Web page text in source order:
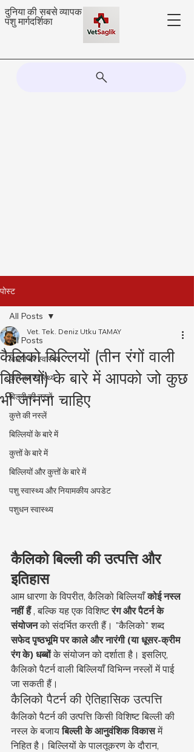
दुनिया की सबसे व्यापक
पशु मार्गदर्शिका
पोस्ट
All Posts
बिल्ली का स्वास्थ्य
कुत्ते का स्वास्थ्य
बिल्ली की नस्लें
कुत्ते की नस्लें
बिल्लियों के बारे में
कुत्तों के बारे में
बिल्लियों और कुत्तों के बारे में
पशु स्वास्थ्य और नियामकीय अपडेट
पशुधन स्वास्थ्य
All Posts
कैलिको बिल्लियों (तीन रंगों वाली
बिल्लियों) के बारे में आपको जो कुछ
भी जानना चाहिए
Vet. Tek. Deniz Utku TAMAY
कैलिको बिल्ली की उत्पत्ति और
इतिहास
आम धारणा के विपरीत, कैलिको बिल्लियाँ कोई नस्ल
नहीं हैं , बल्कि यह एक विशिष्ट रंग और पैटर्न के
संयोजन को संदर्भित करती हैं। "कैलिको" शब्द
सफेद पृष्ठभूमि पर काले और नारंगी (या धूसर-क्रीम
रंग के) धब्बों के संयोजन को दर्शाता है। इसलिए,
कैलिको पैटर्न वाली बिल्लियाँ विभिन्न नस्लों में पाई
जा सकती हैं।
कैलिको पैटर्न की ऐतिहासिक उत्पत्ति
कैलिको पैटर्न की उत्पत्ति किसी विशिष्ट बिल्ली की
नस्ल के बजाय बिल्ली के आनुवंशिक विकास में
निहित है। बिल्लियों के पालतूकरण के दौरान,